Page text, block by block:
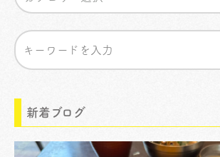
新着ブログ